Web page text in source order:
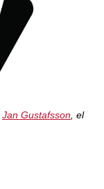
Jan Gustafsson , el